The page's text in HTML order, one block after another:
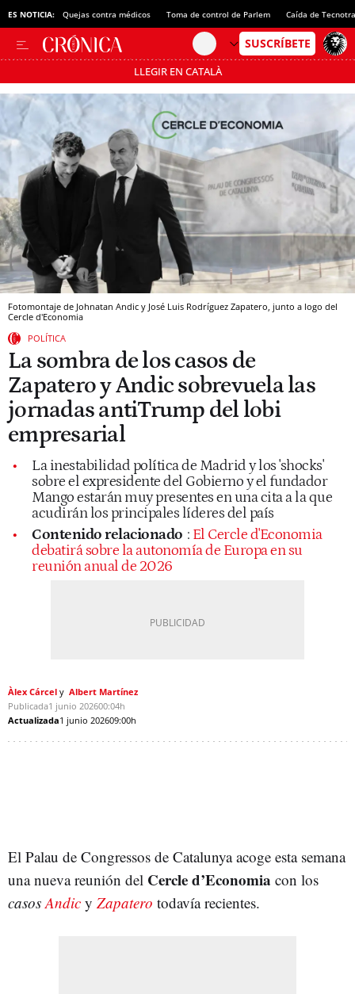
ES NOTICIA: Quejas contra médicos Toma de control de Parlem Caída de
LLEGIR EN CATALÀ
Pásate al MODO AHORRO
Fotomontaje de Johnatan Andic y José Luis Rodríguez Zapatero, junto a logo del
Cercle d'Economia
POLÍTICA
La sombra de los casos de
Zapatero y Andic sobrevuela las
jornadas antiTrump del lobi
empresarial
La inestabilidad política de Madrid y los 'shocks'
sobre el expresidente del Gobierno y el fundador
Mango estarán muy presentes en una cita a la que
acudirán los principales líderes del país
Contenido relacionado : El Cercle d'Economia
debatirá sobre la autonomía de Europa en su
reunión anual de 2026
Àlex Cárcel
Albert Martínez
Publicada1 junio 202600:04h
Actualizada1 junio 202609:00h
El Palau de Congressos de Catalunya acoge esta semana
una nueva reunión del Cercle d’Economia con los
casos Andic y Zapatero todavía recientes.